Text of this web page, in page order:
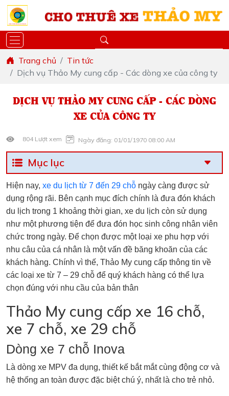
Trang chủ
Tin tức
Dịch vụ Thảo My cung cấp - Các dòng xe của công ty
DỊCH VỤ THẢO MY CUNG CẤP - CÁC DÒNG
XE CỦA CÔNG TY
804 Lượt xem Ngày đăng: 01/01/1970 08:00 AM
Mục lục
Hiện nay, xe du lịch từ 7 đến 29 chỗ ngày càng được sử
dụng rộng rãi. Bên cạnh mục đích chính là đưa đón khách
du lịch trong 1 khoảng thời gian, xe du lịch còn sử dụng
như một phương tiện để đưa đón học sinh công nhân viên
chức trong ngày. Để chọn được một loại xe phu hợp với
nhu câu của cá nhân là một vấn đề băng khoăn của các
khách hàng. Chính vì thế, Thảo My cung cấp thông tin về
các loại xe từ 7 – 29 chỗ để quý khách hàng có thể lựa
chọn đúng với nhu cầu của bản thân
Thảo My cung cấp xe 16 chỗ,
xe 7 chỗ, xe 29 chỗ
Dòng xe 7 chỗ Inova
Là dòng xe MPV đa dụng, thiết kế bắt mắt cùng động cơ và
hệ thống an toàn được đặc biệt chú ý, nhất là cho trẻ nhỏ.